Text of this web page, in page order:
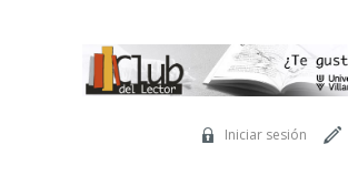
Iniciar sesión